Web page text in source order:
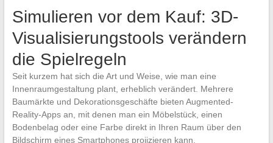
Simulieren vor dem Kauf: 3D-
Visualisierungstools verändern
die Spielregeln
Seit kurzem hat sich die Art und Weise, wie man eine
Innenraumgestaltung plant, erheblich verändert. Mehrere
Baumärkte und Dekorationsgeschäfte bieten Augmented-
Reality-Apps an, mit denen man ein Möbelstück, einen
Bodenbelag oder eine Farbe direkt in Ihren Raum über den
Bildschirm eines Smartphones projizieren kann.